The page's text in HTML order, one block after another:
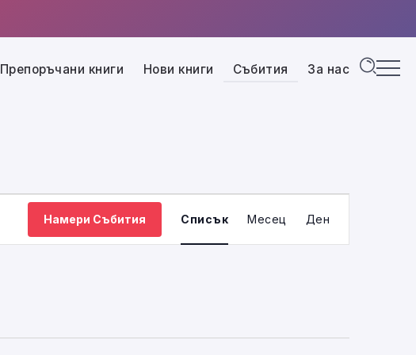
Препоръчани книги Нови книги Събития За нас
Намери Събития
Views
Navigation
Списък Месец Ден